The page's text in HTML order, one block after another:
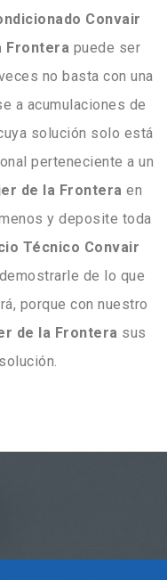
Convair
Frontera puede ser
no basta con una
a acumulaciones de
solución solo está
perteneciente a un
de la Frontera en
y deposite toda
Técnico Convair
de lo que
porque con nuestro
de la Frontera sus